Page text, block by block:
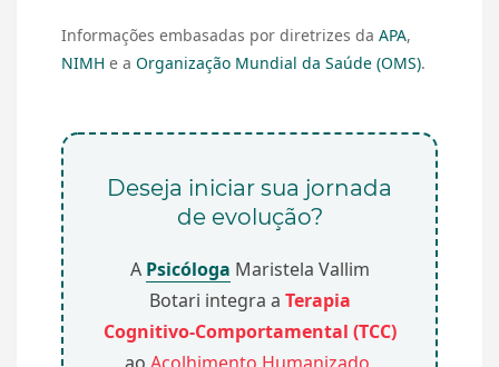
Informações embasadas por diretrizes da APA,
NIMH e a Organização Mundial da Saúde (OMS).
Deseja iniciar sua jornada
de evolução?
A Psicóloga Maristela Vallim
Botari integra a Terapia
Cognitivo-Comportamental (TCC)